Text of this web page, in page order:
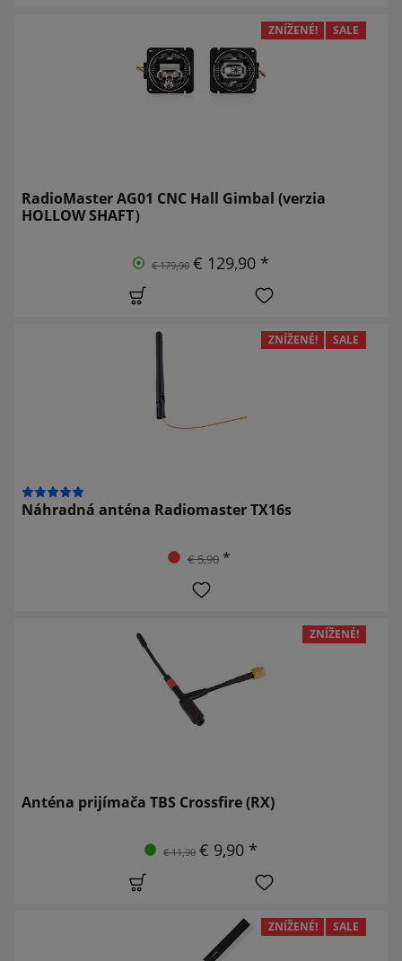
ZNÍŽENÉ! SALE
RadioMaster AG01 CNC Hall Gimbal (verzia
HOLLOW SHAFT）
€ 179,90 € 129,90 *
ZNÍŽENÉ! SALE
Náhradná anténa Radiomaster TX16s
€ 5,90*
ZNÍŽENÉ!
Anténa prijímača TBS Crossfire (RX)
€ 11,90 € 9,90 *
ZNÍŽENÉ! SALE